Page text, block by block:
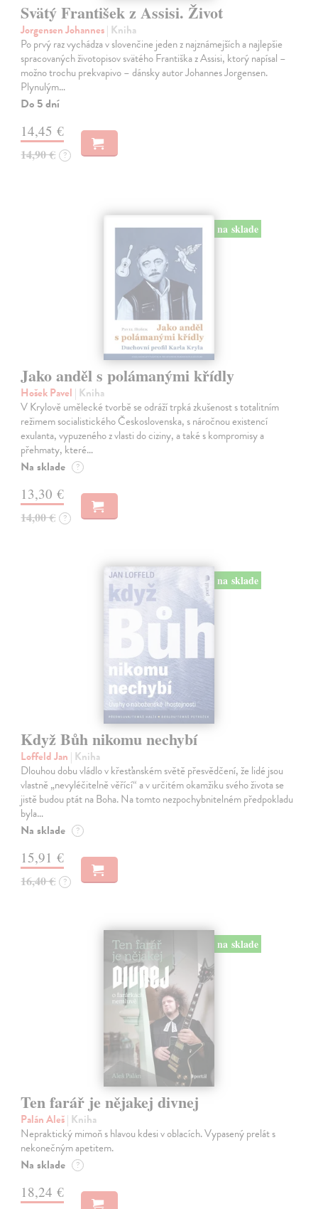
Svätý František z Assisi. Život
Jorgensen Johannes| Kniha
Po prvý raz vychádza v slovenčine jeden z najznámejších a najlepšie
spracovaných životopisov svätého Františka z Assisi, ktorý napísal –
možno trochu prekvapivo – dánsky autor Johannes Jorgensen.
Plynulým…
Do 5 dní
14,45 €
14,90 € ?
na sklade
Jako anděl s polámanými křídly
Hošek Pavel | Kniha
V Krylově umělecké tvorbě se odráží trpká zkušenost s totalitním
režimem socialistického Československa, s náročnou existencí
exulanta, vypuzeného z vlasti do ciziny, a také s kompromisy a
přehmaty, které…
Na sklade ?
13,30 €
14,00 € ?
na sklade
Když Bůh nikomu nechybí
Loffeld Jan | Kniha
Dlouhou dobu vládlo v křesťanském světě přesvědčení, že lidé jsou
vlastně „nevyléčitelně věřící“ a v určitém okamžiku svého života se
jistě budou ptát na Boha. Na tomto nezpochybnitelném předpokladu
byla…
Na sklade ?
15,91 €
16,40 € ?
na sklade
Ten farář je nějakej divnej
Palán Aleš| Kniha
Nepraktický mimoň s hlavou kdesi v oblacích. Vypasený prelát s
nekonečným apetitem.
Na sklade ?
18,24 €